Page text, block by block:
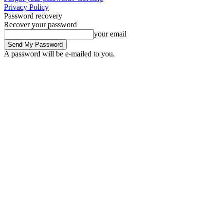
Privacy Policy
Password recovery
Recover your password
your email
A password will be e-mailed to you.